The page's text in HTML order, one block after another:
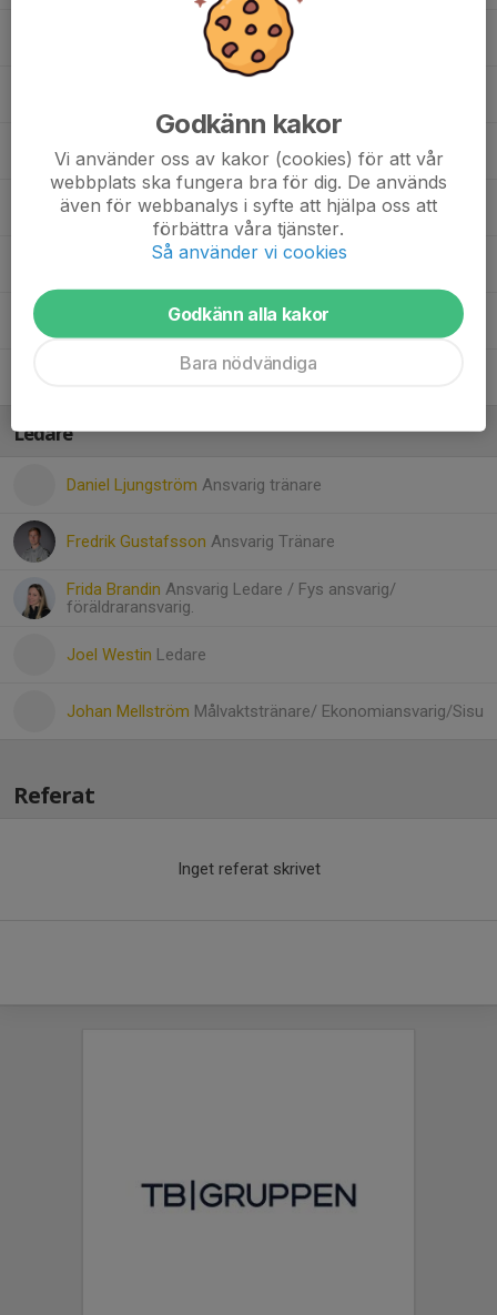
Oliver Friborg
Oskar Edvardsson
Robin Göransson
Valentin Mellström
, P15 (Födda 11)
Ledare
Daniel Ljungström Ansvarig tränare
Fredrik Gustafsson Ansvarig Tränare
Frida Brandin Ansvarig Ledare / Fys ansvarig/
föräldraransvarig.
Joel Westin Ledare
Johan Mellström Målvaktstränare/ Ekonomiansvarig/Sisu
Referat
Inget referat skrivet
Godkänn kakor
Vi använder oss av kakor (cookies) för att vår
webbplats ska fungera bra för dig. De används
även för webbanalys i syfte att hjälpa oss att
förbättra våra tjänster.
Så använder vi cookies
Godkänn alla kakor
Bara nödvändiga